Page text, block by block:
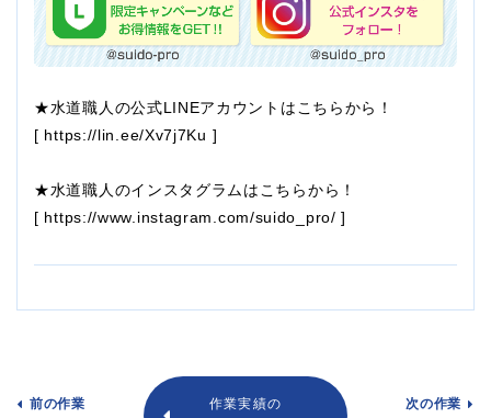
★水道職人の公式LINEアカウントはこちらから！
[ https://lin.ee/Xv7j7Ku ]
★水道職人のインスタグラムはこちらから！
[ https://www.instagram.com/suido_pro/ ]
前の作業
作業実績の
次の作業